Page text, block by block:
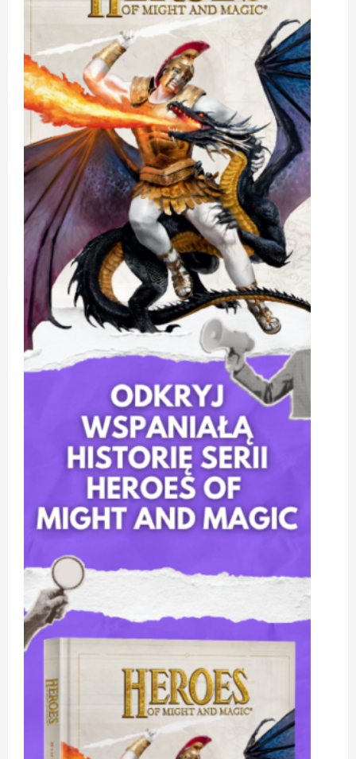
wygląda
mentalna
partyzantka
w
XXI
wieku